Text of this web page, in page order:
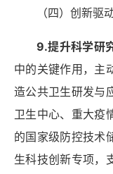
（四）创新驱
9.提升科学研
中的关键作用，主
造公共卫生研发与
卫生中心、重大疫
的国家级防控技术
生科技创新专项，